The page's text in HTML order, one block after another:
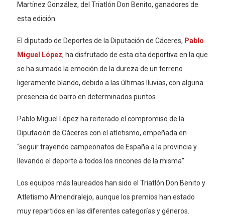
Martínez González, del Triatlón Don Benito, ganadores de
esta edición.
El diputado de Deportes de la Diputación de Cáceres, Pablo
Miguel López, ha disfrutado de esta cita deportiva en la que
se ha sumado la emoción de la dureza de un terreno
ligeramente blando, debido a las últimas lluvias, con alguna
presencia de barro en determinados puntos.
Pablo Miguel López ha reiterado el compromiso de la
Diputación de Cáceres con el atletismo, empeñada en
“seguir trayendo campeonatos de España a la provincia y
llevando el deporte a todos los rincones de la misma”.
Los equipos más laureados han sido el Triatlón Don Benito y
Atletismo Almendralejo, aunque los premios han estado
muy repartidos en las diferentes categorías y géneros.